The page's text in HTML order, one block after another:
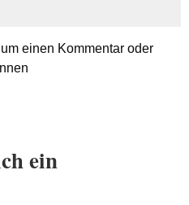
einen Kommentar oder
ein